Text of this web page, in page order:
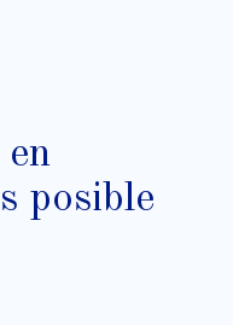
posible